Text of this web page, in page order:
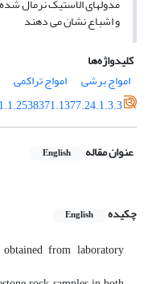
و اشباع نشان می دهند
کلیدواژه‌ها
امواج برشی
امواج تراکمی
عنوان مقاله English
چکیده English
from laboratory